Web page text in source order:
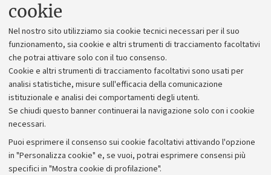
cookie
Nel nostro sito utilizziamo sia cookie tecnici necessari per il suo
funzionamento, sia cookie e altri strumenti di tracciamento facoltativi
che potrai attivare solo con il tuo consenso.
Cookie e altri strumenti di tracciamento facoltativi sono usati per
analisi statistiche, misure sull'efficacia della comunicazione
istituzionale e analisi dei comportamenti degli utenti.
Se chiudi questo banner continuerai la navigazione solo con i cookie
necessari.
Puoi esprimere il consenso sui cookie facoltativi attivando l'opzione
in "Personalizza cookie" e, se vuoi, potrai esprimere consensi più
specifici in "Mostra cookie di profilazione".
Alumni community
Piano strategico
Bilanci
Donazioni e 5x1000
Bandi, gare e concorsi
Albo online